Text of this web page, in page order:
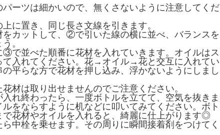
ーツは細かいので、無くさないように注意してくだ
に置き、同じ長さ文線を引きます。
をカットして、②で引いた線の横に並べ、バランスを
。
③で並べた順番に花材を入れていきます。オイルはス
て入れてください。花→オイル→花と交互に入れてい
の平らな方で花材を押し込み、浮かないようにしまし
材は取り出せませんのでご注意ください。
れ終わったら、一度ボトルを立てて、空気を抜きま
をならすように机などに叩いてみてください。ボト
で花材やオイルを入れると、綺麗に仕上がります◎
中栓を乗せます。その周りに瞬間接着剤をつけてく